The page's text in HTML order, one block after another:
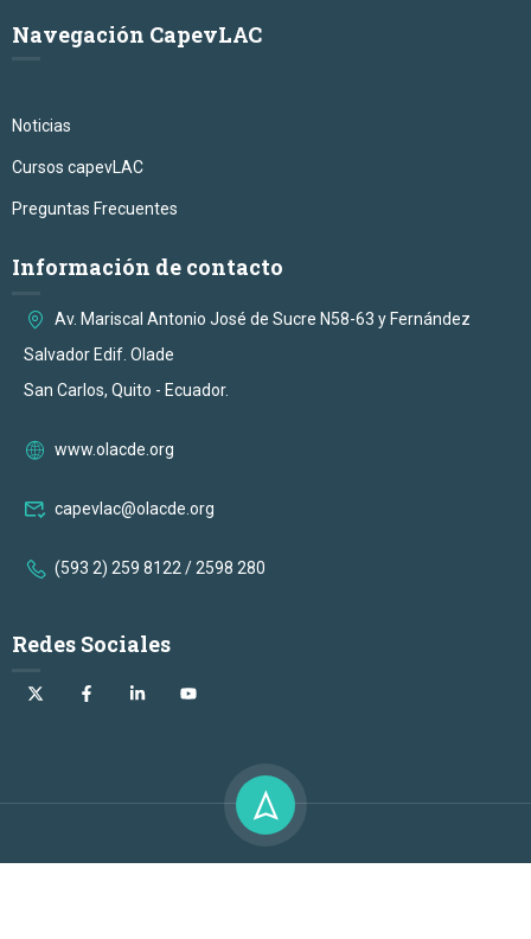
Navegación CapevLAC
Noticias
Cursos capevLAC
Preguntas Frecuentes
Información de contacto
Av. Mariscal Antonio José de Sucre N58-63 y Fernández
Salvador Edif. Olade
San Carlos, Quito - Ecuador.
www.olacde.org
capevlac@olacde.org
(593 2) 259 8122 / 2598 280
Redes Sociales